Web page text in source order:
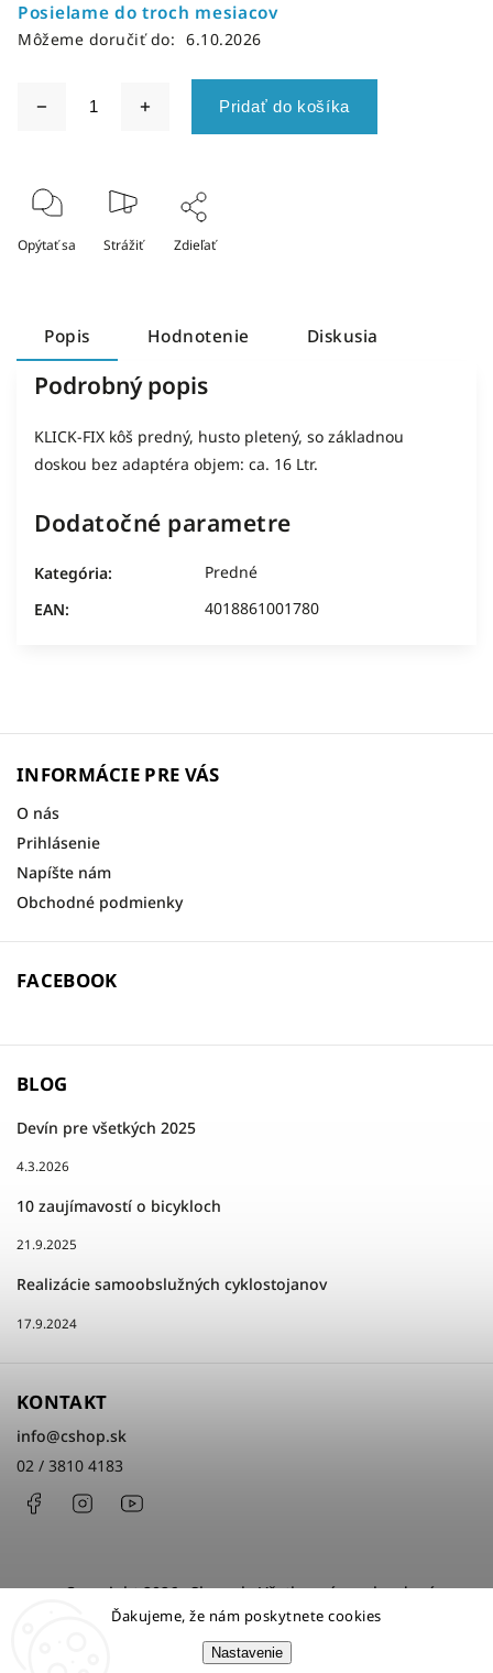
Ďakujeme, že nám poskytnete cookies
Nastavenie
Posielame do troch mesiacov
Môžeme doručiť do: 6.10.2026
Pridať do košíka
Opýtať sa Strážiť Zdieľať
Popis Hodnotenie Diskusia
Podrobný popis
KLICK-FIX kôš predný, husto pletený, so základnou
doskou bez adaptéra objem: ca. 16 Ltr.
Dodatočné parametre
Kategória:
Predné
EAN: 4018861001780
INFORMÁCIE PRE VÁS
O nás
Prihlásenie
Napíšte nám
Obchodné podmienky
FACEBOOK
BLOG
Devín pre všetkých 2025
4.3.2026
10 zaujímavostí o bicykloch
21.9.2025
Realizácie samoobslužných cyklostojanov
17.9.2024
KONTAKT
info@cshop.sk
02 / 3810 4183
FacebookInstagram
Copyright 2026cShop.sk. Všetky práva vyhradené.
Upraviť nastavenie cookies
Grafický návrh vytvořil a nakódoval